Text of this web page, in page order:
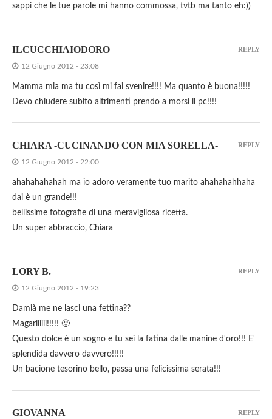
sappi che le tue parole mi hanno commossa, tvtb ma tanto eh:))
ILCUCCHIAIODORO
12 Giugno 2012 - 23:08
Mamma mia ma tu così mi fai svenire!!!! Ma quanto è buona!!!!!
Devo chiudere subito altrimenti prendo a morsi il pc!!!!
REPLY
CHIARA -CUCINANDO CON MIA SORELLA-
12 Giugno 2012 - 22:00
ahahahahahah ma io adoro veramente tuo marito ahahahahhaha
dai è un grande!!!
bellissime fotografie di una meravigliosa ricetta.
Un super abbraccio, Chiara
REPLY
LORY B.
12 Giugno 2012 - 19:23
Damià me ne lasci una fettina??
Magariiiiii!!!!! 🙂
Questo dolce è un sogno e tu sei la fatina dalle manine d'oro!!! E'
splendida davvero davvero!!!!!
Un bacione tesorino bello, passa una felicissima serata!!!
REPLY
GIOVANNA REPLY